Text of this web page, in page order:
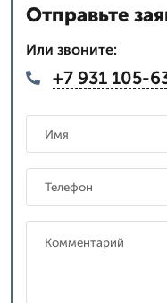
Отправьте
Или звоните:
+7 931 105-